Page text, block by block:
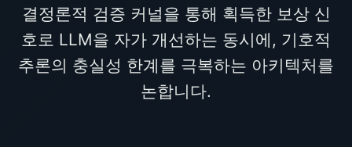
결정론적 검증 커널을 통해 획득한 보상 신
호로 LLM을 자가 개선하는 동시에, 기호적
추론의 충실성 한계를 극복하는 아키텍처를
논합니다.